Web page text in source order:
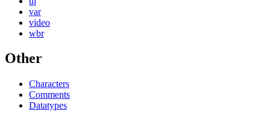
var
video
wbr
Other
Characters
Comments
Datatypes